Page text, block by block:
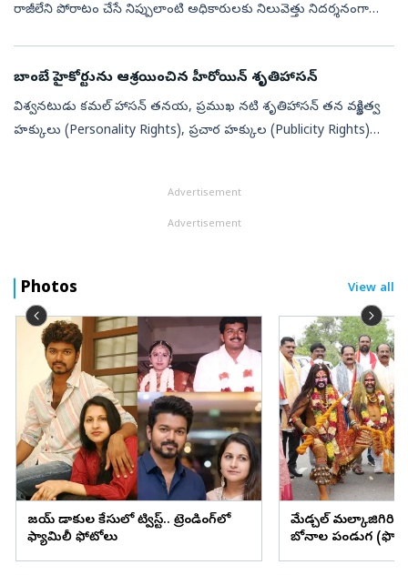
రాజీలేని పోరాటం చేసే నిప్పులాంటి అధికారులకు నిలువెత్తు నిదర్శనంగా
బాంబే హైకోర్టును ఆశ్రయించిన హీరోయిన్ శృతిహాసన్
విశ్వనటుడు కమల్‌ హాసన్‌ తనయ, ప్రముఖ నటి శృతిహాసన్ తన వ్యక్తిత్వ
హక్కులు (Personality Rights), ప్రచార హక్కుల (Publicity Rights)
Advertisement
Advertisement
Photos View all
విజయ్ విడాకుల కేసులో ట్విస్ట్.. ట్రెండింగ్‌లో
ఫ్యామిలీ ఫోటోలు
మేడ్చల్ మల్కాజిగిరి
బోనాల పండుగ